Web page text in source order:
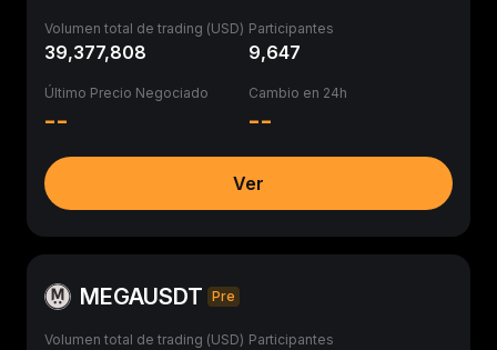
Volumen total de trading (USD)
39,377,808
Participantes
9,647
Último Precio Negociado
--
Cambio en 24h
--
Ver
MEGAUSDT Pre
Volumen total de trading (USD) Participantes